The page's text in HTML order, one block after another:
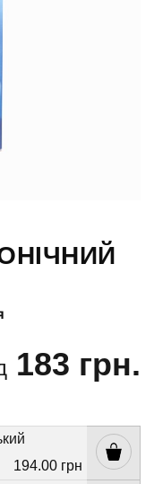
183 грн.
194.00 грн